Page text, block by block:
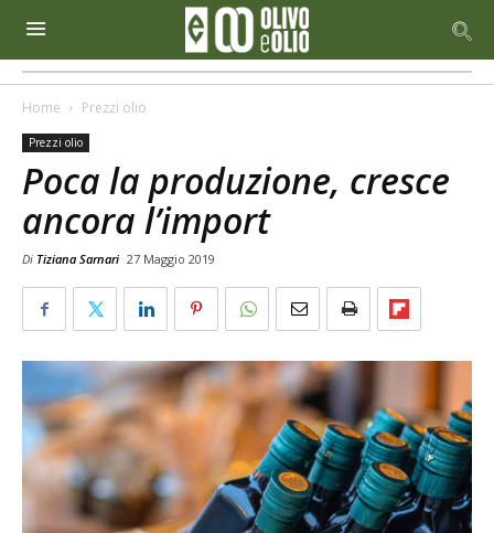
Home Prezzi olio
Prezzi olio
Poca la produzione, cresce
ancora l’import
Di Tiziana Sarnari 27 Maggio 2019